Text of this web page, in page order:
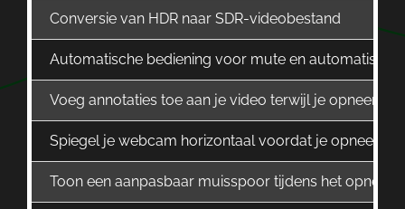
Conversie van HDR naar SDR-videobestand
Automatische bediening voor mute en
Voeg annotaties toe aan je video terwijl je opneemt
Spiegel je webcam horizontaal voordat je opneemt,
Toon een aanpasbaar muisspoor tijdens het